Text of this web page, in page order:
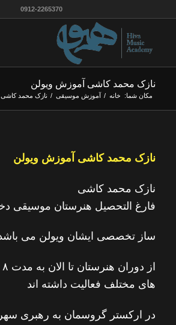
0912-2265370
نازک محمد کاشی آموزش ویولن
مکان شما: خانه / آموزش موسيقى / نازک محمد
نازک محمد کاشی آموزش ویولن
نازک محمد کاشی
فارغ التحصیل هنرستان موسیقی
ساز تخصصی ایشان ویولن می
های مختلف فعالیت داشته اند
در ارکستر گروسمان به رهبری